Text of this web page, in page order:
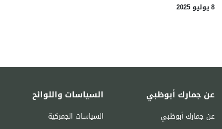
8 يوليو 2025
عن جمارك أبوظبي
عن جمارك أبوظبي
السياسات واللوائح
السياسات الجمركية